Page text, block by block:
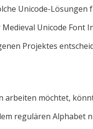
Unicode-
Unicode Font
Projektes
arbeiten möchtet,
regulären Alphabet